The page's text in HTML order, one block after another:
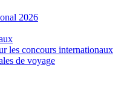
2026
les concours internationaux
de voyage